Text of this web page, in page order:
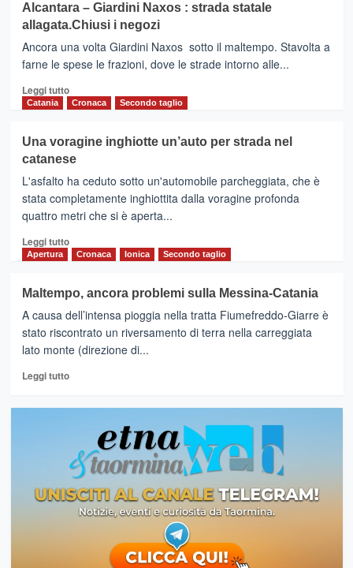
Messina
:
Riscossione
non
deve
chiudere
dello
stretto.Interviene
l’on.
Rinaldi.
Alcantara – Giardini Naxos : strada statale
allagata.Chiusi i negozi
Ancora una volta Giardini Naxos sotto il maltempo. Stavolta a
farne le spese le frazioni, dove le strade intorno alle...
Leggi tuttoLeggi
di
Alcantara
–
Giardini
Naxos
:
strada
statale
allagata.Chiusi
Catania Cronaca Secondo taglio
Una voragine inghiotte un’auto per strada nel
catanese
L'asfalto ha ceduto sotto un'automobile parcheggiata, che è
stata completamente inghiottita dalla voragine profonda
quattro metri che si è aperta...
Leggi tuttoLeggi
Una
voragine
inghiotte
un’auto
per
strada
Apertura Cronaca Ionica Secondo taglio
Maltempo, ancora problemi sulla Messina-Catania
A causa dell’intensa pioggia nella tratta Fiumefreddo-Giarre è
stato riscontrato un riversamento di terra nella carreggiata
lato monte (direzione di...
Leggi tuttoLeggi
Maltempo,
ancora
problemi
sulla
Messina-
Catania